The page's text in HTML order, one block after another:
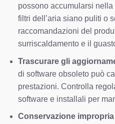
possono accumularsi
filtri dell’aria siano puliti o
raccomandazioni del
surriscaldamento e il
Trascurare gli
di software obsoleto può
prestazioni. Controlla
software e installali per
Conservazione impropria